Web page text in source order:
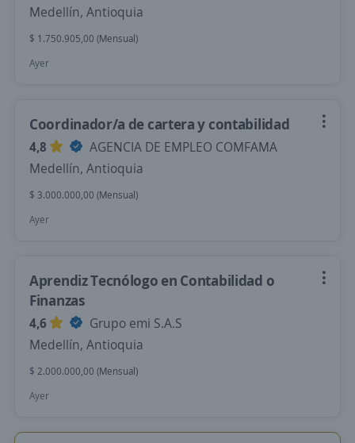
Medellín, Antioquia
$ 1.750.905,00 (Mensual)
Ayer
Coordinador/a de cartera y contabilidad
4,8
AGENCIA DE EMPLEO COMFAMA
Medellín, Antioquia
$ 3.000.000,00 (Mensual)
Ayer
Aprendiz Tecnólogo en Contabilidad o
Finanzas
4,6
Grupo emi S.A.S
Medellín, Antioquia
$ 2.000.000,00 (Mensual)
Ayer